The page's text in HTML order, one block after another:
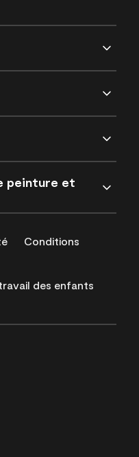
peinture et
Conditions
des enfants